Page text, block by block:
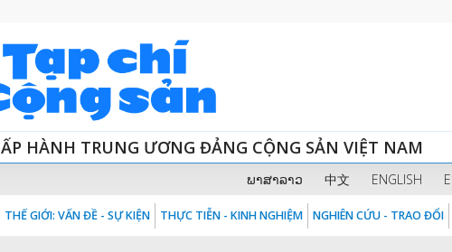
HÀNH TRUNG ƯƠNG ĐẢNG CỘNG SẢN VIỆT NAM
ພາສາລາວ 中文 ENGLISH
THẾ GIỚI: VẤN ĐỀ - SỰ KIỆN THỰC TIỄN - KINH NGHIỆM NGHIÊN CỨU - TRAO ĐỔI